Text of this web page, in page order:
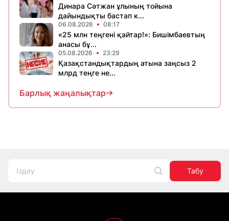
Динара Сәтжан ұлының тойына
дайындықты бастап к...
06.08.2026 08:17
«25 млн теңгені қайтар!»: Бишімбаевтың
анасы бұ...
05.08.2026 23:29
Қазақстандықтардың атына заңсыз 2
млрд теңге не...
Барлық жаңалықтар
Табу